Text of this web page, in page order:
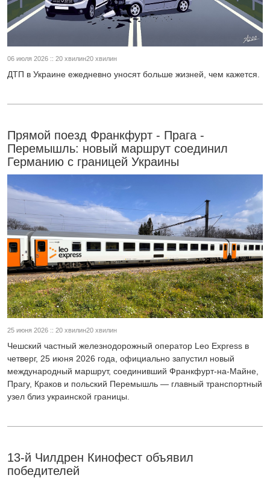
06 июля 2026 :: 20 хвилин20 хвилин
ДТП в Украине ежедневно уносят больше жизней, чем кажется.
Прямой поезд Франкфурт - Прага -
Перемышль: новый маршрут соединил
Германию с границей Украины
25 июня 2026 :: 20 хвилин20 хвилин
Чешский частный железнодорожный оператор Leo Express в
четверг, 25 июня 2026 года, официально запустил новый
международный маршрут, соединивший Франкфурт-на-Майне,
Прагу, Краков и польский Перемышль — главный транспортный
узел близ украинской границы.
13-й Чилдрен Кинофест объявил
победителей